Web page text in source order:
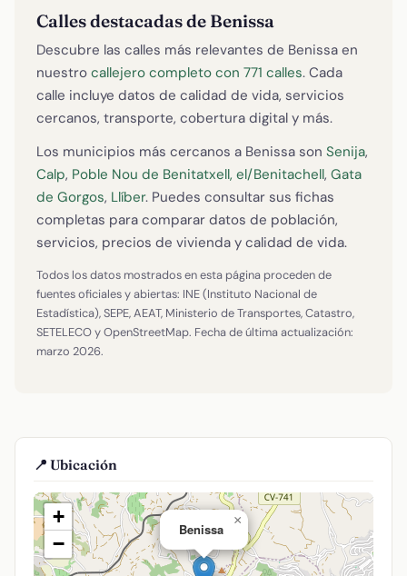
Calles destacadas de Benissa
Descubre las calles más relevantes de Benissa en
nuestro callejero completo con 771 calles. Cada
calle incluye datos de calidad de vida, servicios
cercanos, transporte, cobertura digital y más.
Los municipios más cercanos a Benissa son Senija,
Calp, Poble Nou de Benitatxell, el/Benitachell, Gata
de Gorgos, Llíber. Puedes consultar sus fichas
completas para comparar datos de población,
servicios, precios de vivienda y calidad de vida.
Todos los datos mostrados en esta página proceden de
fuentes oficiales y abiertas: INE (Instituto Nacional de
Estadística), SEPE, AEAT, Ministerio de Transportes, Catastro,
SETELECO y OpenStreetMap. Fecha de última actualización:
marzo 2026.
📍 Ubicación
Benissa
×
+
−